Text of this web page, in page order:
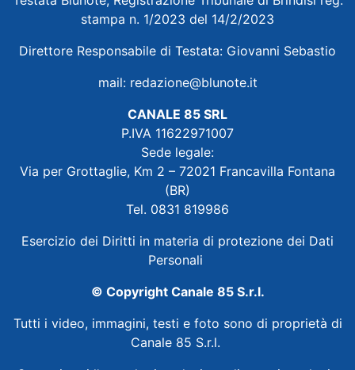
stampa n. 1/2023 del 14/2/2023
Direttore Responsabile di Testata: Giovanni Sebastio
mail: redazione@blunote.it
CANALE 85 SRL
P.IVA 11622971007
Sede legale:
Via per Grottaglie, Km 2 – 72021 Francavilla Fontana
(BR)
Tel. 0831 819986
Esercizio dei Diritti in materia di protezione dei Dati
Personali
© Copyright Canale 85 S.r.l.
Tutti i video, immagini, testi e foto sono di proprietà di
Canale 85 S.r.l.